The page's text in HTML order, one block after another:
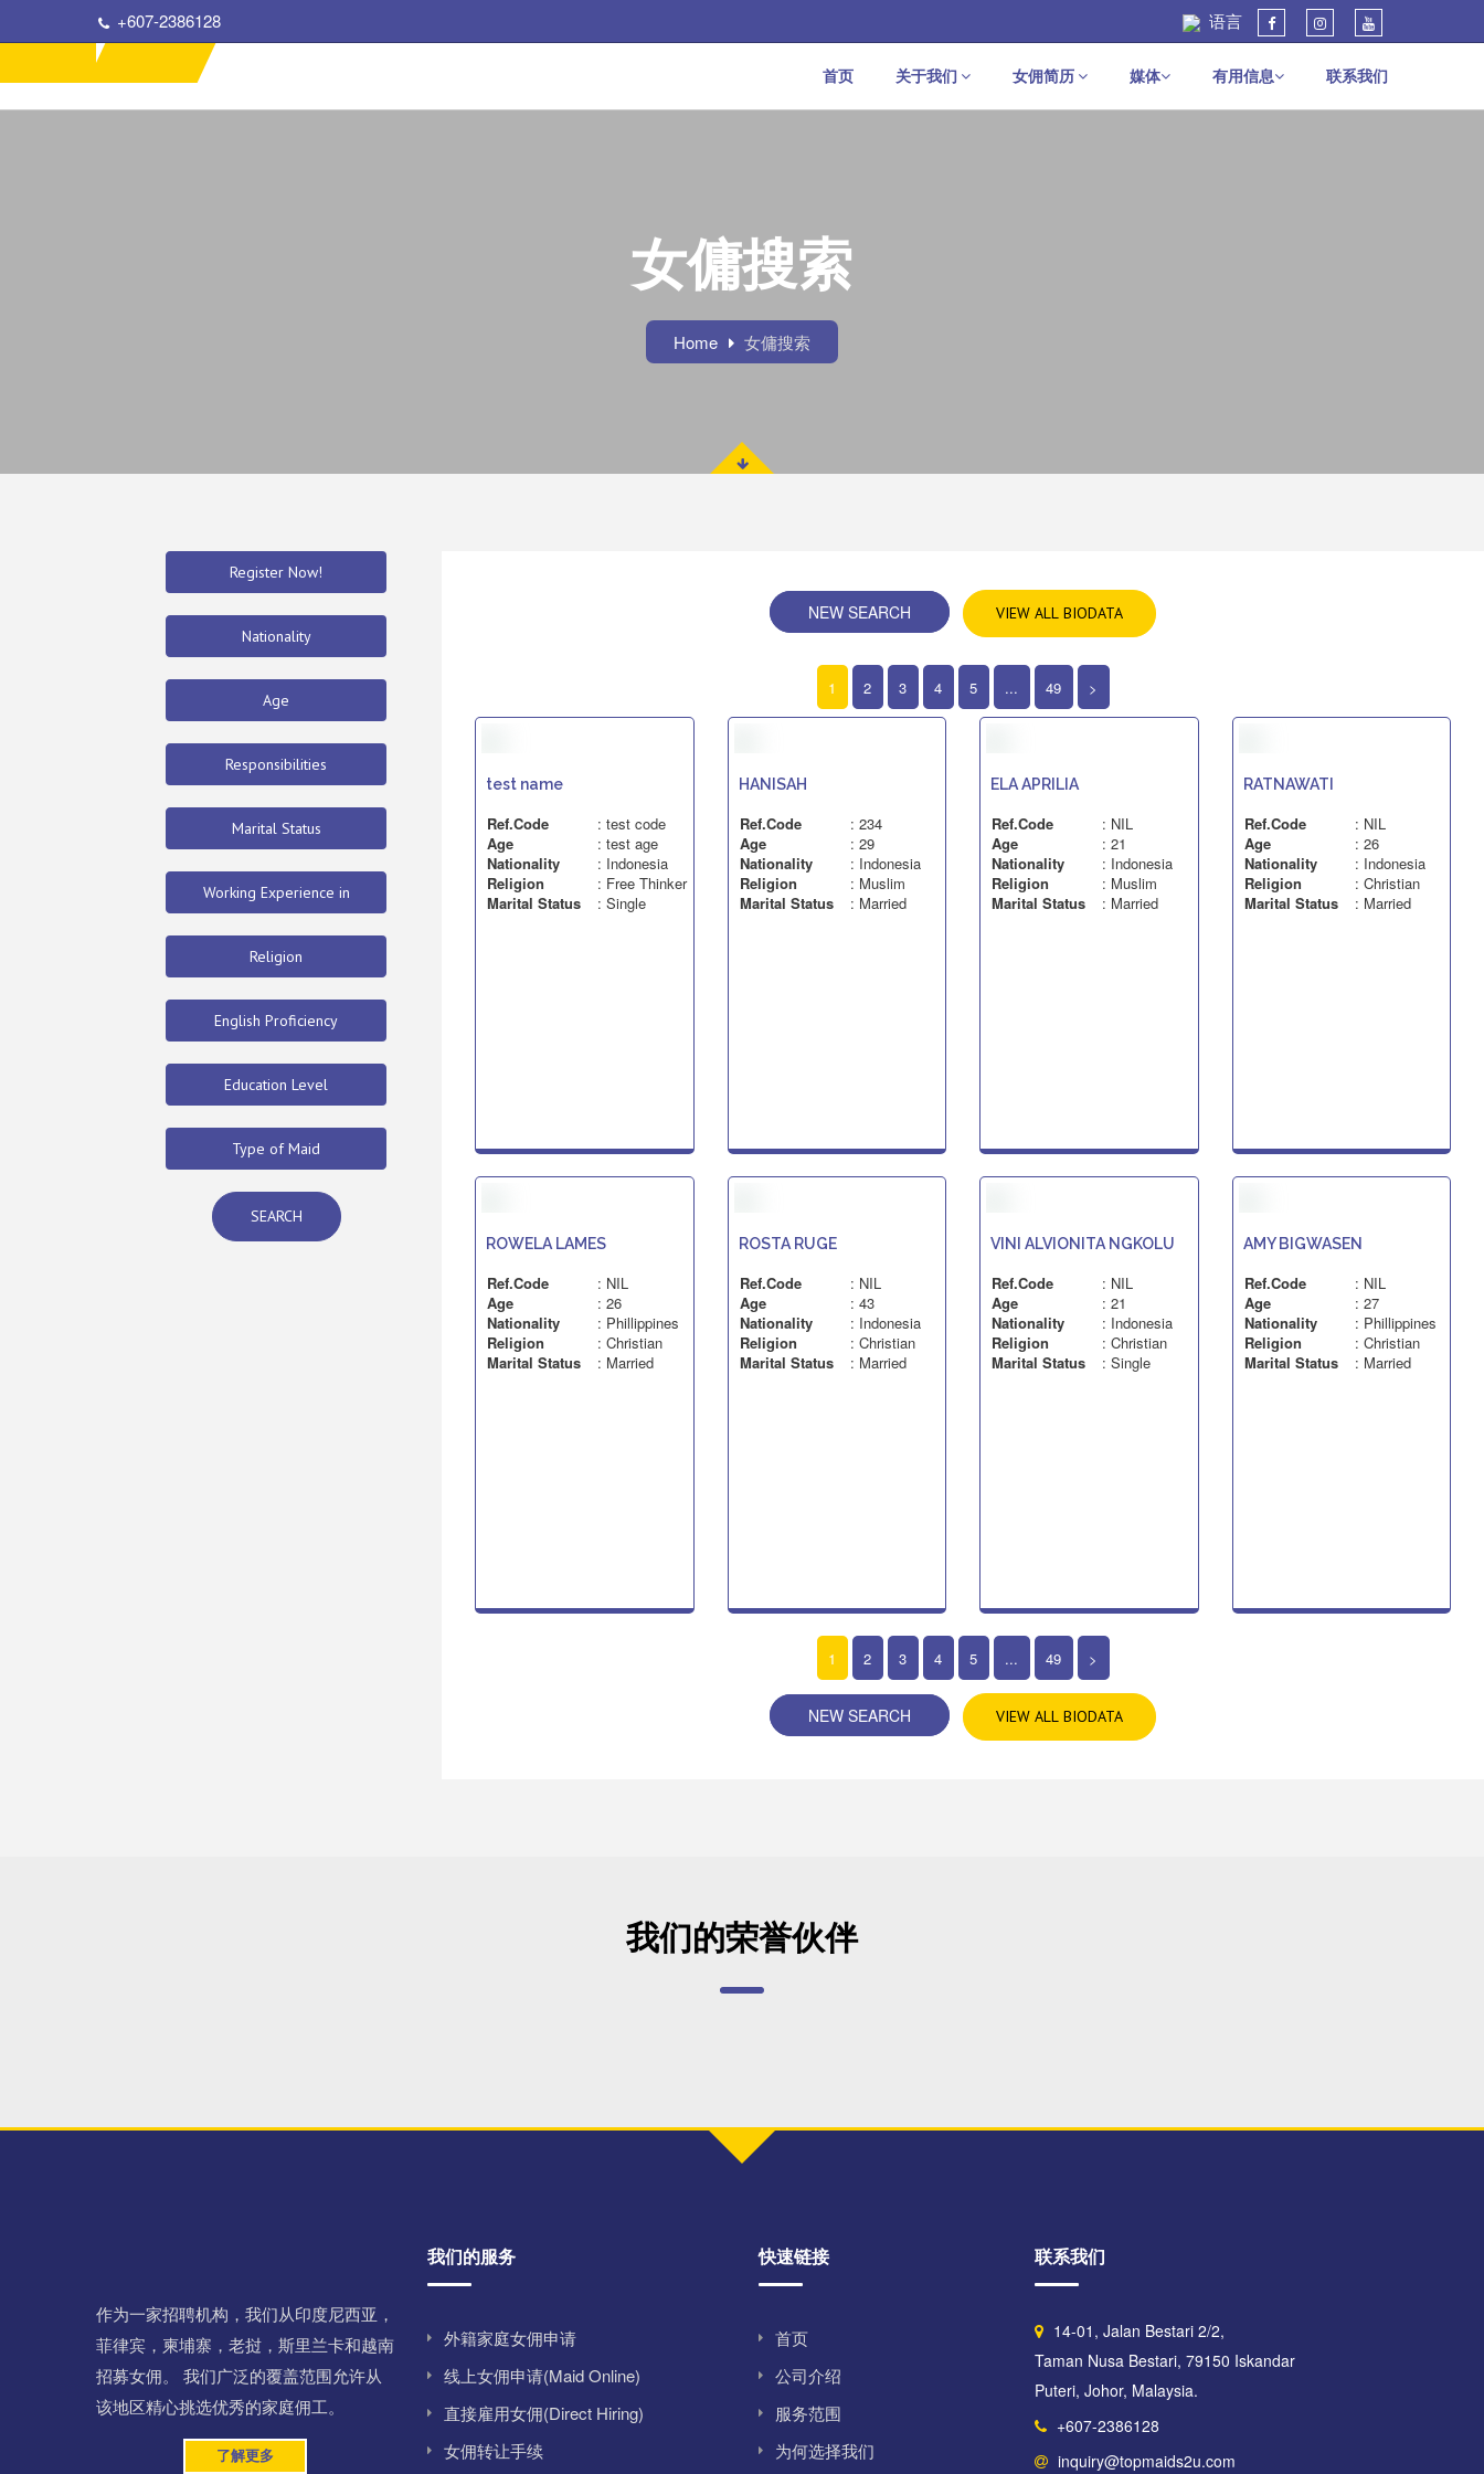
+607-2386128 语言
首页 关于我们 女佣简历 媒体 有用信息 联系我们
女傭搜索
Home 女傭搜索
Register Now!
Nationality
Age
Responsibilities
Marital Status
Working Experience in
Religion
English Proficiency
Education Level
Type of Maid
SEARCH
NEW SEARCH VIEW ALL BIODATA
1 2 3 4 5 ... 49 >
test name
Ref.Code
: test code
Age
: test age
Nationality
: Indonesia
Religion
: Free Thinker
Marital Status
: Single
HANISAH
Ref.Code
: 234
Age
: 29
Nationality
: Indonesia
Religion
: Muslim
Marital Status
: Married
ELA APRILIA
Ref.Code
: NIL
Age
: 21
Nationality
: Indonesia
Religion
: Muslim
Marital Status
: Married
RATNAWATI
Ref.Code
: NIL
Age
: 26
Nationality
: Indonesia
Religion
: Christian
Marital Status
: Married
ROWELA LAMES
Ref.Code
: NIL
Age
: 26
Nationality
: Phillippines
Religion
: Christian
Marital Status
: Married
ROSTA RUGE
Ref.Code
: NIL
Age
: 43
Nationality
: Indonesia
Religion
: Christian
Marital Status
: Married
VINI ALVIONITA NGKOLU
Ref.Code
: NIL
Age
: 21
Nationality
: Indonesia
Religion
: Christian
Marital Status
: Single
AMY BIGWASEN
Ref.Code
: NIL
Age
: 27
Nationality
: Phillippines
Religion
: Christian
Marital Status
: Married
1 2 3 4 5 ... 49 >
NEW SEARCH VIEW ALL BIODATA
我们的荣誉伙伴
作为一家招聘机构，我们从印度尼西亚，
菲律宾，柬埔寨，老挝，斯里兰卡和越南
招募女佣。 我们广泛的覆盖范围允许从
该地区精心挑选优秀的家庭佣工。
了解更多
我们的服务
外籍家庭女佣申请
线上女佣申请(Maid Online)
直接雇用女佣(Direct Hiring)
女佣转让手续
快速链接
首页
公司介绍
服务范围
为何选择我们
联系我们
14-01, Jalan Bestari 2/2,
Taman Nusa Bestari, 79150 Iskandar
Puteri, Johor, Malaysia.
+607-2386128
inquiry@topmaids2u.com